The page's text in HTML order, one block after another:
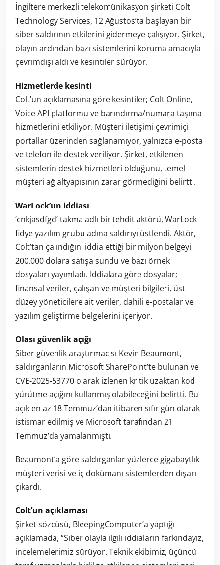
İngiltere merkezli telekomünikasyon şirketi Colt
Technology Services, 12 Ağustos’ta başlayan bir
siber saldırının etkilerini gidermeye çalışıyor. Şirket,
olayın ardından bazı sistemlerini koruma amacıyla
çevrimdışı aldı ve kesintiler sürüyor.
Hizmetlerde kesinti
Colt’un açıklamasına göre kesintiler; Colt Online,
Voice API platformu ve barındırma/numara taşıma
hizmetlerini etkiliyor. Müşteri iletişimi çevrimiçi
portallar üzerinden sağlanamıyor, yalnızca e-posta
ve telefon ile destek veriliyor. Şirket, etkilenen
sistemlerin destek hizmetleri olduğunu, temel
müşteri ağ altyapısının zarar görmediğini belirtti.
WarLock’un iddiası
‘cnkjasdfgd’ takma adlı bir tehdit aktörü, WarLock
fidye yazılım grubu adına saldırıyı üstlendi. Aktör,
Colt’tan çalındığını iddia ettiği bir milyon belgeyi
200.000 dolara satışa sundu ve bazı örnek
dosyaları yayımladı. İddialara göre dosyalar;
finansal veriler, çalışan ve müşteri bilgileri, üst
düzey yöneticilere ait veriler, dahili e-postalar ve
yazılım geliştirme belgelerini içeriyor.
Olası güvenlik açığı
Siber güvenlik araştırmacısı Kevin Beaumont,
saldırganların Microsoft SharePoint’te bulunan ve
CVE-2025-53770 olarak izlenen kritik uzaktan kod
yürütme açığını kullanmış olabileceğini belirtti. Bu
açık en az 18 Temmuz’dan itibaren sıfır gün olarak
istismar edilmiş ve Microsoft tarafından 21
Temmuz’da yamalanmıştı.
Beaumont’a göre saldırganlar yüzlerce gigabaytlık
müşteri verisi ve iç dokümanı sistemlerden dışarı
çıkardı.
Colt’un açıklaması
Şirket sözcüsü, BleepingComputer’a yaptığı
açıklamada, “Siber olayla ilgili iddiaların farkındayız,
incelemelerimiz sürüyor. Teknik ekibimiz, üçüncü